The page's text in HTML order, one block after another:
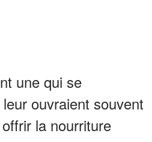
une qui se
ouvraient souvent
la nourriture